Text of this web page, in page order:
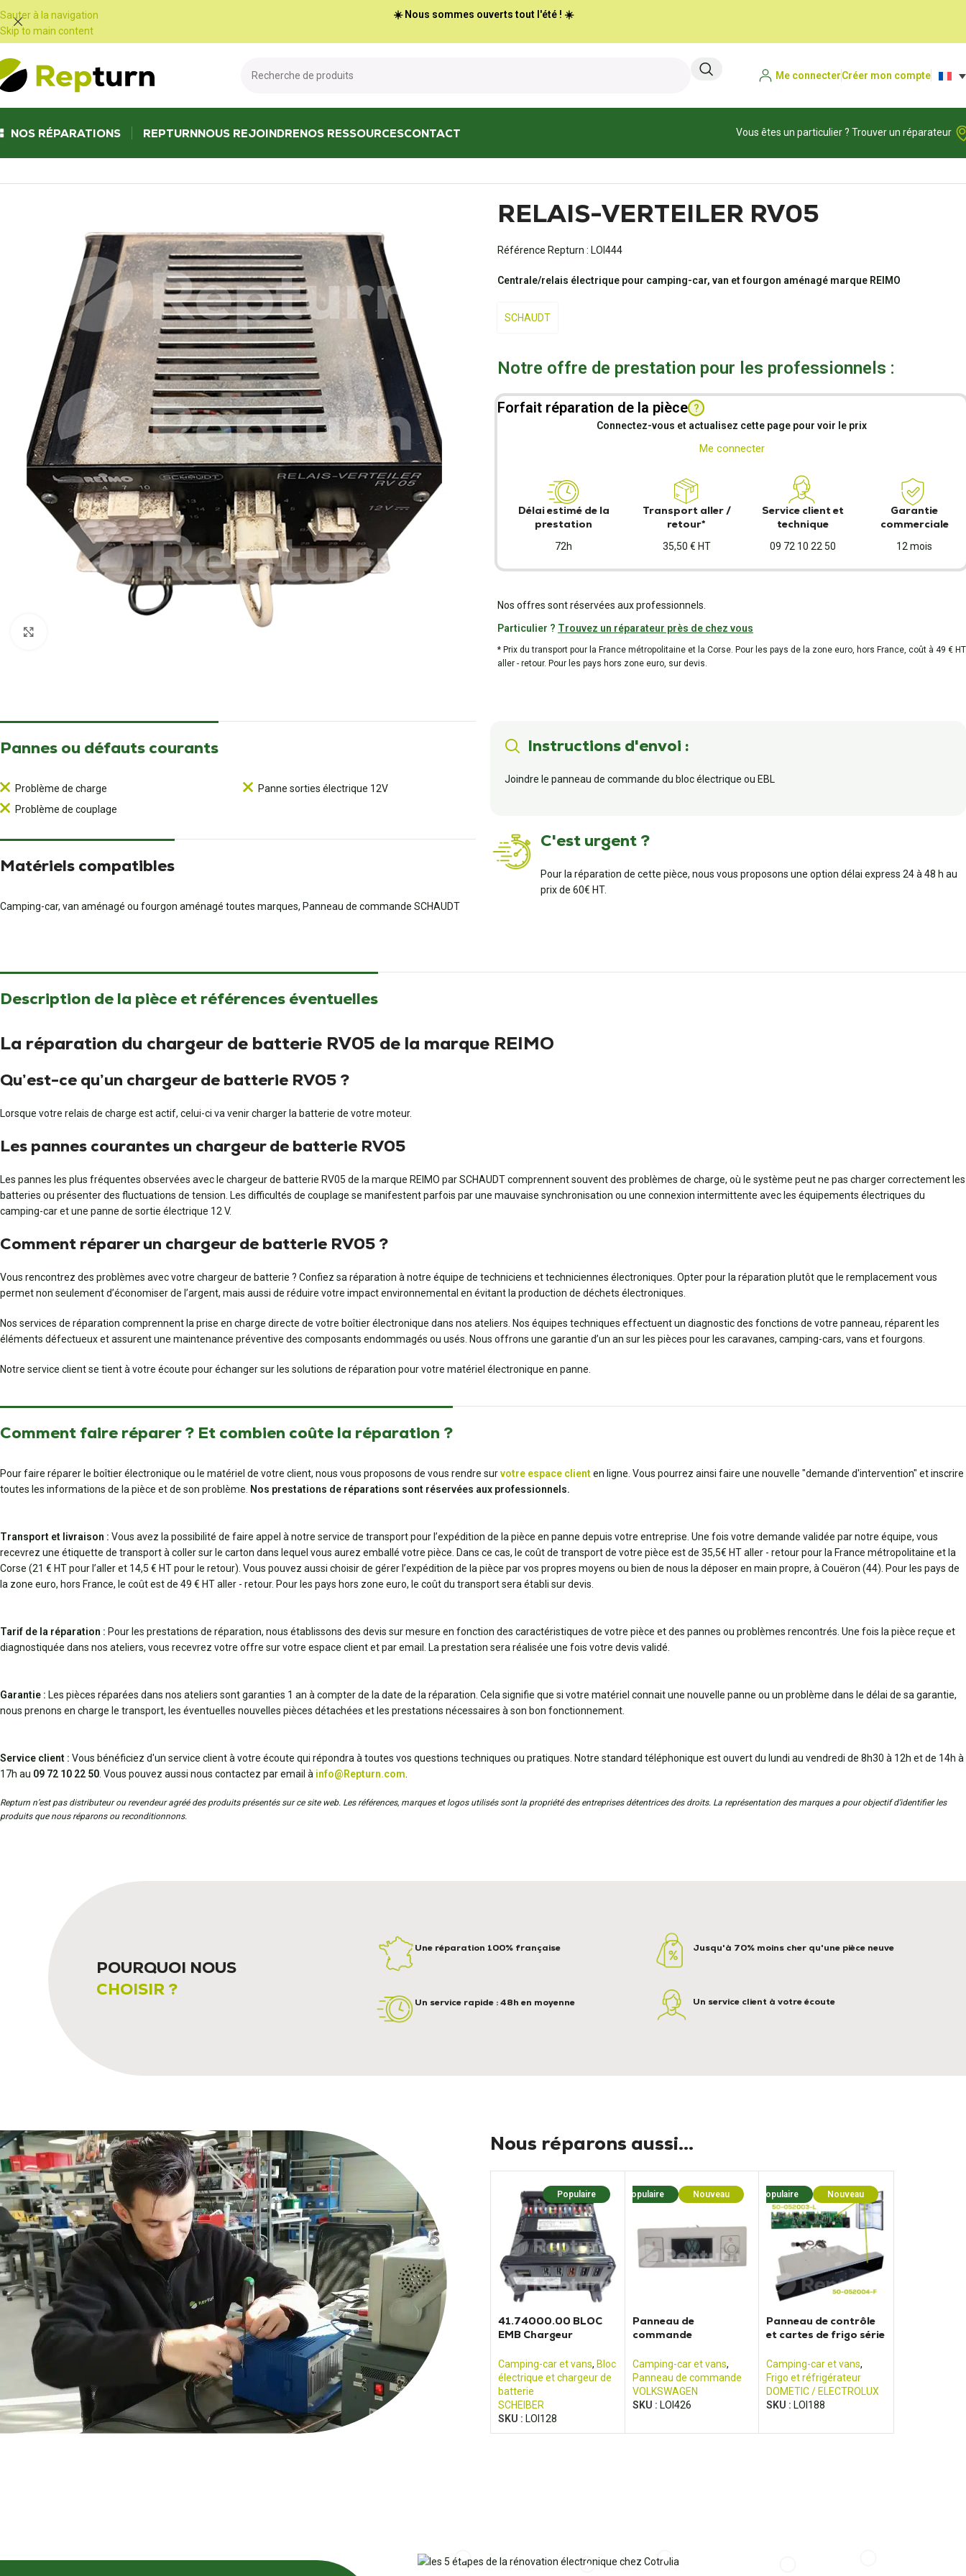
Sauter à la navigation
Skip to main content
☀️ Nous sommes ouverts tout l'été ! ☀️
Me connecterCréer mon compte
NOS RÉPARATIONS REPTURNNOUS REJOINDRENOS RESSOURCESCONTACT
Vous êtes un particulier ? Trouver un réparateur
RELAIS-VERTEILER RV05
Référence Repturn : LOI444
Centrale/relais électrique pour camping-car, van et fourgon aménagé marque REIMO
SCHAUDT
Notre offre de prestation pour les professionnels :
Forfait réparation de la pièce ?
Connectez-vous et actualisez cette page pour voir le prix
Me connecter
Délai estimé de la
prestation
72h
Transport aller /
retour*
35,50 € HT
Service client et
technique
09 72 10 22 50
Garantie
commerciale
12 mois
Nos offres sont réservées aux professionnels.
Particulier ? Trouvez un réparateur près de chez vous
* Prix du transport pour la France métropolitaine et la Corse. Pour les pays de la zone euro, hors France, coût à 49 € HT
aller - retour. Pour les pays hors zone euro, sur devis.
Pannes ou défauts courants
Problème de charge
Problème de couplage
Panne sorties électrique 12V
Matériels compatibles
Camping-car, van aménagé ou fourgon aménagé toutes marques, Panneau de commande SCHAUDT
Instructions d'envoi :
Joindre le panneau de commande du bloc électrique ou EBL
C'est urgent ?
Pour la réparation de cette pièce, nous vous proposons une option délai express 24 à 48 h au
prix de 60€ HT.
Description de la pièce et références éventuelles
La réparation du chargeur de batterie RV05 de la marque REIMO
Qu’est-ce qu’un chargeur de batterie RV05 ?
Lorsque votre relais de charge est actif, celui-ci va venir charger la batterie de votre moteur.
Les pannes courantes un chargeur de batterie RV05
Les pannes les plus fréquentes observées avec le chargeur de batterie RV05 de la marque REIMO par SCHAUDT comprennent souvent des problèmes de charge, où le système peut ne pas charger correctement les
batteries ou présenter des fluctuations de tension. Les difficultés de couplage se manifestent parfois par une mauvaise synchronisation ou une connexion intermittente avec les équipements électriques du
camping-car et une panne de sortie électrique 12 V.
Comment réparer un chargeur de batterie RV05 ?
Vous rencontrez des problèmes avec votre chargeur de batterie ? Confiez sa réparation à notre équipe de techniciens et techniciennes électroniques. Opter pour la réparation plutôt que le remplacement vous
permet non seulement d’économiser de l’argent, mais aussi de réduire votre impact environnemental en évitant la production de déchets électroniques.
Nos services de réparation comprennent la prise en charge directe de votre boîtier électronique dans nos ateliers. Nos équipes techniques effectuent un diagnostic des fonctions de votre panneau, réparent les
éléments défectueux et assurent une maintenance préventive des composants endommagés ou usés. Nous offrons une garantie d’un an sur les pièces pour les caravanes, camping-cars, vans et fourgons.
Notre service client se tient à votre écoute pour échanger sur les solutions de réparation pour votre matériel électronique en panne.
Comment faire réparer ? Et combien coûte la réparation ?
Pour faire réparer le boîtier électronique ou le matériel de votre client, nous vous proposons de vous rendre survotre espace clienten ligne. Vous pourrez ainsi faire une nouvelle "demande d'intervention" et inscrire
toutes les informations de la pièce et de son problème. Nos prestations de réparations sont réservées aux professionnels.
Transport et livraison : Vous avez la possibilité de faire appel à notre service de transport pour l’expédition de la pièce en panne depuis votre entreprise. Une fois votre demande validée par notre équipe, vous
recevrez une étiquette de transport à coller sur le carton dans lequel vous aurez emballé votre pièce. Dans ce cas, le coût de transport de votre pièce est de 35,5€ HT aller - retour pour la France métropolitaine et la
Corse (21 € HT pour l’aller et 14,5 € HT pour le retour). Vous pouvez aussi choisir de gérer l’expédition de la pièce par vos propres moyens ou bien de nous la déposer en main propre, à Couëron (44). Pour les pays de
la zone euro, hors France, le coût est de 49 € HT aller - retour. Pour les pays hors zone euro, le coût du transport sera établi sur devis.
Tarif de la réparation : Pour les prestations de réparation, nous établissons des devis sur mesure en fonction des caractéristiques de votre pièce et des pannes ou problèmes rencontrés. Une fois la pièce reçue et
diagnostiquée dans nos ateliers, vous recevrez votre offre sur votre espace client et par email. La prestation sera réalisée une fois votre devis validé.
Garantie : Les pièces réparées dans nos ateliers sont garanties 1 an à compter de la date de la réparation. Cela signifie que si votre matériel connait une nouvelle panne ou un problème dans le délai de sa garantie,
nous prenons en charge le transport, les éventuelles nouvelles pièces détachées et les prestations nécessaires à son bon fonctionnement.
Service client : Vous bénéficiez d'un service client à votre écoute qui répondra à toutes vos questions techniques ou pratiques. Notre standard téléphonique est ouvert du lundi au vendredi de 8h30 à 12h et de 14h à
17h au 09 72 10 22 50 . Vous pouvez aussi nous contactez par email à info@Repturn.com
Repturn n’est pas distributeur ou revendeur agréé des produits présentés sur ce site web. Les références, marques et logos utilisés sont la propriété des entreprises détentrices des droits. La représentation des marques a pour objectif d’identifier les
produits que nous réparons ou reconditionnons.
POURQUOI NOUS
CHOISIR ?
Une réparation 100% française
Un service rapide : 48h en moyenne
Jusqu'à 70% moins cher qu'une pièce neuve
Un service client à votre écoute
Nous réparons aussi...
Populaire
41.74000.00 BLOC
EMB Chargeur
électrique Scheiber
Camping-car et vans, Bloc
électrique et chargeur de
batterie
SCHEIBER
SKU : LOI128
Populaire Nouveau
Panneau de
commande
Camping-car et vans,
Panneau de commande
VOLKSWAGEN
SKU : LOI426
Populaire Nouveau
Panneau de contrôle
et cartes de frigo série
Camping-car et vans,
Frigo et réfrigérateur
DOMETIC / ELECTROLUX
SKU : LOI188